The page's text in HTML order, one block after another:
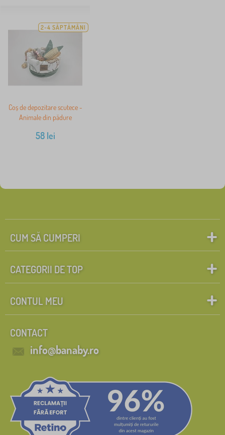
2-4 SĂPTĂMÂNI
Coș de depozitare scutece -
Animale din pădure
58lei
CUM SĂ CUMPERI
CATEGORII DE TOP
CONTUL MEU
CONTACT
info@banaby.ro